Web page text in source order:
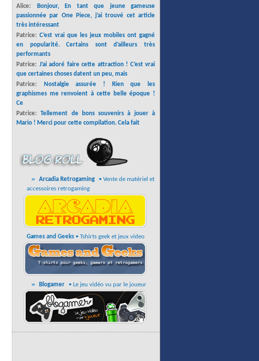
Alice:
Bonjour, En tant que jeune gameuse
passionnée par One Piece, j’ai trouvé cet article
très intéressant
Patrice: C’est vrai que les jeux mobiles ont gagné
en popularité. Certains sont d’ailleurs très
performants
Patrice: J’ai adoré faire cette attraction ! C’est vrai
que certaines choses datent un peu, mais
Patrice:
Nostalgie assurée ! Rien que les
graphismes me renvoient à cette belle époque !
Ce
Patrice:Tellement de bons souvenirs à jouer à
Mario ! Merci pour cette compilation. Cela fait
Arcadia Retrogaming
• Vente de matériel et
accessoires retrogaming
Games and Geeks • Tshirts geek et jeux video
Blogamer • Le jeu vidéo vu par le joueur